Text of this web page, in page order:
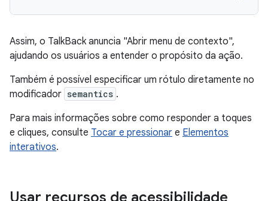
Assim, o TalkBack anuncia "Abrir menu de contexto",
ajudando os usuários a entender o propósito da ação.
Também é possível especificar um rótulo diretamente no
modificador semantics .
Para mais informações sobre como responder a toques
e cliques, consulte Tocar e pressionar e Elementos
interativos.
Usar recursos de acessibilidade